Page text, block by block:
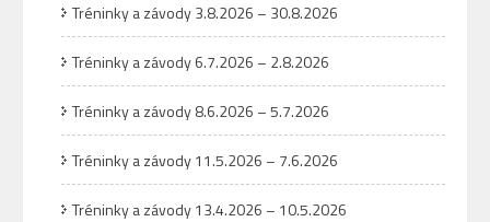
Tréninky a závody 3.8.2026 – 30.8.2026
Tréninky a závody 6.7.2026 – 2.8.2026
Tréninky a závody 8.6.2026 – 5.7.2026
Tréninky a závody 11.5.2026 – 7.6.2026
Tréninky a závody 13.4.2026 – 10.5.2026